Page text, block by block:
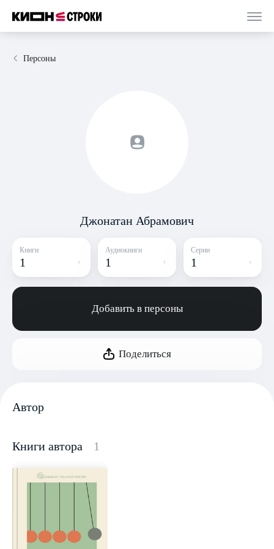
Персоны
Джонатан Абрамович
Книги
1
Аудиокниги
1
Серии
1
Добавить в персоны
Поделиться
Автор
Книги автора 1